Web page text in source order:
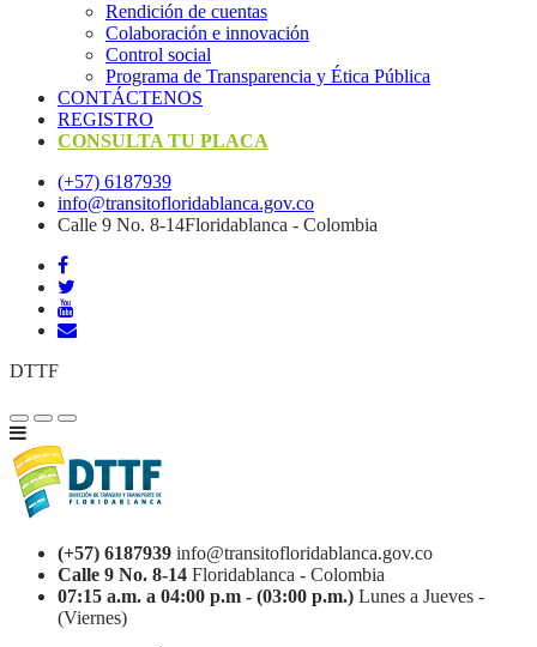
Rendición de cuentas
Colaboración e innovación
Control social
Programa de Transparencia y Ética Pública
CONTÁCTENOS
REGISTRO
CONSULTA TU PLACA
(+57) 6187939
info@transitofloridablanca.gov.co
Calle 9 No. 8-14Floridablanca - Colombia
DTTF
(+57) 6187939 info@transitofloridablanca.gov.co
Calle 9 No. 8-14 Floridablanca - Colombia
07:15 a.m. a 04:00 p.m - (03:00 p.m.) Lunes a Jueves -
(Viernes)